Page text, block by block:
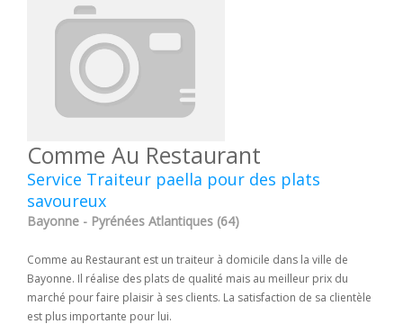
Comme Au Restaurant
Service Traiteur paella pour des plats
savoureux
Bayonne - Pyrénées Atlantiques (64)
Comme au Restaurant est un traiteur à domicile dans la ville de
Bayonne. Il réalise des plats de qualité mais au meilleur prix du
marché pour faire plaisir à ses clients. La satisfaction de sa clientèle
est plus importante pour lui.